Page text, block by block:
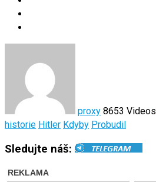
proxy 8653 Videos
historie Hitler Kdyby Probudil
Sledujte náš: